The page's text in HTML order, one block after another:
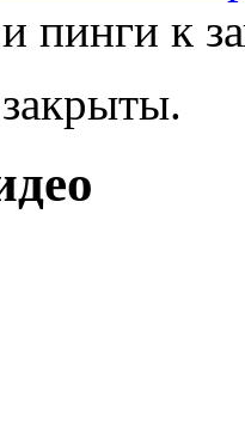
пинги к